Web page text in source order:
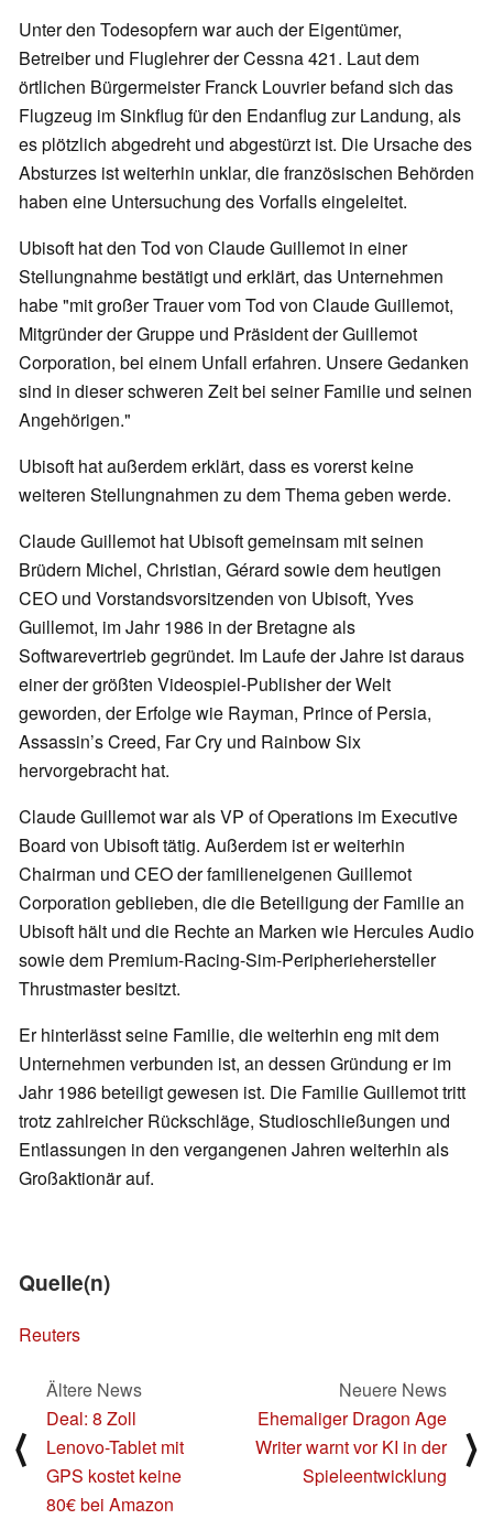
Unter den Todesopfern war auch der Eigentümer,
Betreiber und Fluglehrer der Cessna 421. Laut dem
örtlichen Bürgermeister Franck Louvrier befand sich das
Flugzeug im Sinkflug für den Endanflug zur Landung, als
es plötzlich abgedreht und abgestürzt ist. Die Ursache des
Absturzes ist weiterhin unklar, die französischen Behörden
haben eine Untersuchung des Vorfalls eingeleitet.
Ubisoft hat den Tod von Claude Guillemot in einer
Stellungnahme bestätigt und erklärt, das Unternehmen
habe "mit großer Trauer vom Tod von Claude Guillemot,
Mitgründer der Gruppe und Präsident der Guillemot
Corporation, bei einem Unfall erfahren. Unsere Gedanken
sind in dieser schweren Zeit bei seiner Familie und seinen
Angehörigen."
Ubisoft hat außerdem erklärt, dass es vorerst keine
weiteren Stellungnahmen zu dem Thema geben werde.
Claude Guillemot hat Ubisoft gemeinsam mit seinen
Brüdern Michel, Christian, Gérard sowie dem heutigen
CEO und Vorstandsvorsitzenden von Ubisoft, Yves
Guillemot, im Jahr 1986 in der Bretagne als
Softwarevertrieb gegründet. Im Laufe der Jahre ist daraus
einer der größten Videospiel-Publisher der Welt
geworden, der Erfolge wie Rayman, Prince of Persia,
Assassin’s Creed, Far Cry und Rainbow Six
hervorgebracht hat.
Claude Guillemot war als VP of Operations im Executive
Board von Ubisoft tätig. Außerdem ist er weiterhin
Chairman und CEO der familieneigenen Guillemot
Corporation geblieben, die die Beteiligung der Familie an
Ubisoft hält und die Rechte an Marken wie Hercules Audio
sowie dem Premium-Racing-Sim-Peripheriehersteller
Thrustmaster besitzt.
Er hinterlässt seine Familie, die weiterhin eng mit dem
Unternehmen verbunden ist, an dessen Gründung er im
Jahr 1986 beteiligt gewesen ist. Die Familie Guillemot tritt
trotz zahlreicher Rückschläge, Studioschließungen und
Entlassungen in den vergangenen Jahren weiterhin als
Großaktionär auf.
Quelle(n)
Reuters
⟨
Ältere News
Deal: 8 Zoll
Lenovo-Tablet mit
GPS kostet keine
80€ bei Amazon
Neuere News
Ehemaliger Dragon Age
Writer warnt vor KI in der
Spieleentwicklung
⟩